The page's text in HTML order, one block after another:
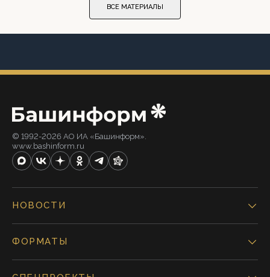
ВСЕ МАТЕРИАЛЫ
© 1992-2026 АО ИА «Башинформ».
www.bashinform.ru
НОВОСТИ
ФОРМАТЫ